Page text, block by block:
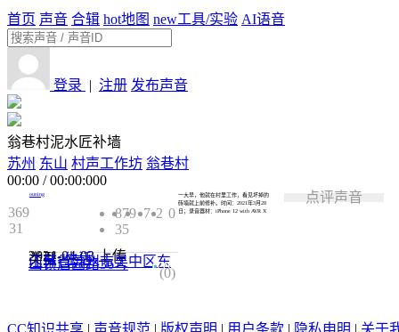
首页 声音 合辑 hot地图 new工具/实验 AI语音
登录 | 注册 发布声音
翁巷村泥水匠补墙
苏州 东山 村声工作坊 翁巷村
00:00 /00:00:000
369
31
ouning
879 7 2 0
35
2021-04-03上传
类型:生活
江苏省苏州市吴中区东
山镇启园路36号 0.0
(0)
一大早，他就在村里工作，看见坏掉的
砖墙就上前修补。
时间：2021年3月28
日；录音器材： iPhone 12 with AVR X
点评声音
CC知识共享 | 声音规范 | 版权声明 | 用户条款 | 隐私申明 | 关于